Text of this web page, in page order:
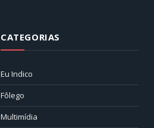
CATEGORIAS
Eu Indico
Fôlego
Multimídia